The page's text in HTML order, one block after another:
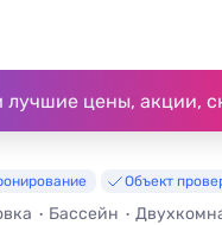
цены, акции,
улица, 1
км • До подъёмника -
Объект
Бассейн